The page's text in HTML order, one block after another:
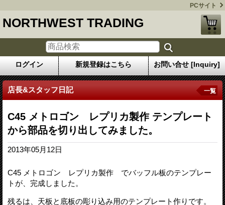
PCサイト
NORTHWEST TRADING
ログイン 新規登録はこちら お問い合せ [Inquiry]
店長&スタッフ日記 一覧
C45 メトロゴン レプリカ製作 テンプレート
から部品を切り出してみました。
2013年05月12日
C45 メトロゴン レプリカ製作 でバッフル板のテンプレー
トが、完成しました。
残るは、天板と底板の彫り込み用のテンプレート作りです。